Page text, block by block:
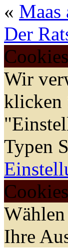
« Maas
Der
Cookies
Wir
klicken
Typen
Cookies
Ihre